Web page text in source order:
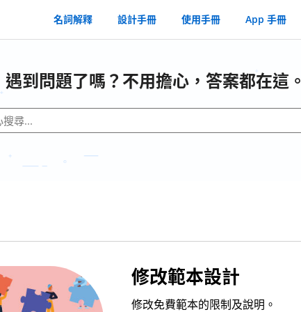
名詞解釋 設計手冊 使用手冊 App 手冊
遇到問題了嗎？不用擔心，答案都在這。
修改範本設計
修改免費範本的限制及說明。